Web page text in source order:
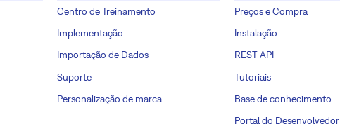
Centro de Treinamento
Implementação
Importação de Dados
Suporte
Personalização de marca
Preços e Compra
Instalação
REST API
Tutoriais
Base de conhecimento
Portal do Desenvolvedor